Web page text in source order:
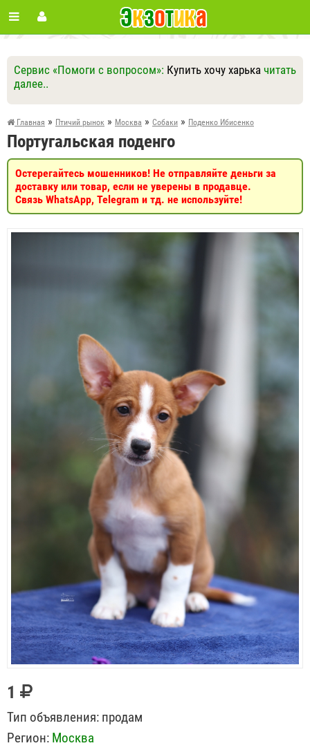
Сервис «Помоги с вопросом»: Купить хочу харька читать
далее..
Ответить Другие вопросы
Задать вопрос
Главная » Птичий рынок » Москва » Собаки » Поденко Ибисенко
Португальская поденго
Остерегайтесь мошенников! Не отправляйте деньги за
доставку или товар, если не уверены в продавце.
Связь WhatsApp, Telegram и тд. не используйте!
1
Тип объявления: продам
Регион: Москва